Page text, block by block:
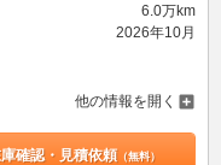
6.0万km
2026年10月
他の情報を開く
確認・見積依頼（無料）